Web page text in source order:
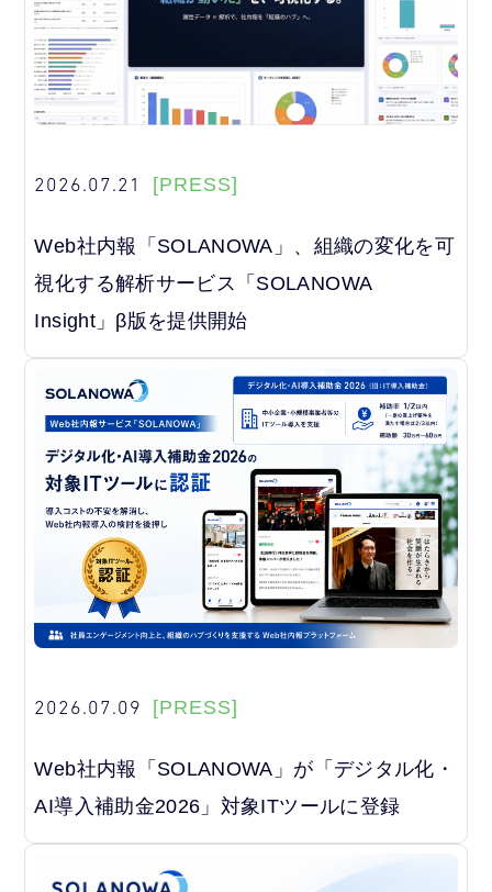
2026.07.21 [PRESS]
Web社内報「SOLANOWA」、組織の変化を可
視化する解析サービス「SOLANOWA
Insight」β版を提供開始
2026.07.09 [PRESS]
Web社内報「SOLANOWA」が「デジタル化・
AI導入補助金2026」対象ITツールに登録